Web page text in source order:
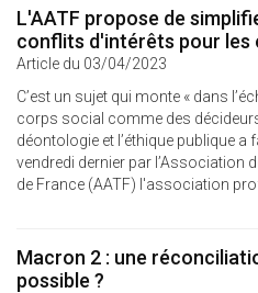
L'AATF propose de
conflits d'intérêts pour les
Article du 03/04/2023
C’est un sujet qui monte « dans
corps social comme des
déontologie et l’éthique publique a
vendredi dernier par l’Association
de France (AATF) l'association
Macron 2 : une
possible ?